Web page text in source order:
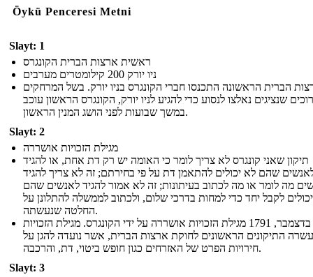
Öykü Penceresi Metni
Slayt: 1
ראשית ארצות הברית הקונגרס
ניו יורק 200 קילומטרים מערבים
הברית הראשונה התכנסו חברי הקונגרס בניו יורק. בשל המרחקים
שנציגים נאלצו לנסוע כדי להגיע לניו יורק, הקונגרס הראשון עוכב
במשך שבועות לפני הושג המנין הראשון.
Slayt: 2
מגילת הזכויות אושררה
תיקון שאני קונגרס לא צריך לומר כי האומה יש רק דת אחת, או להגיד
שהם לא יכולים להתאמן דת על פי בחירתם; זה לא צריך להגיד
מה לומר או מה לכתוב בעיתונות; זה לא אמור להגיד לאנשים שהם
יכולים לקבל יחד כדי למחות בדרכי שלום, ולכתוב לממשלה להתלונן על
החלטה שנעשתה.
ב -15 בדצמבר, 1791 מגילת הזכויות אושררה על ידי הקונגרס. מגילת הזכויות
התיקונים הראשונים לחוקת ארצות הברית, אשר נועדה להגן על
חירויות הפרט של האזרחים כגון חופש ביטוי, דת, והרכבה.
Slayt: 3